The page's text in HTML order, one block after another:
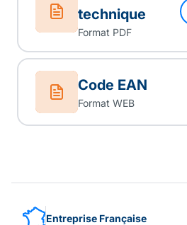
technique
Format PDF
Code EAN
Format WEB
Entreprise Française